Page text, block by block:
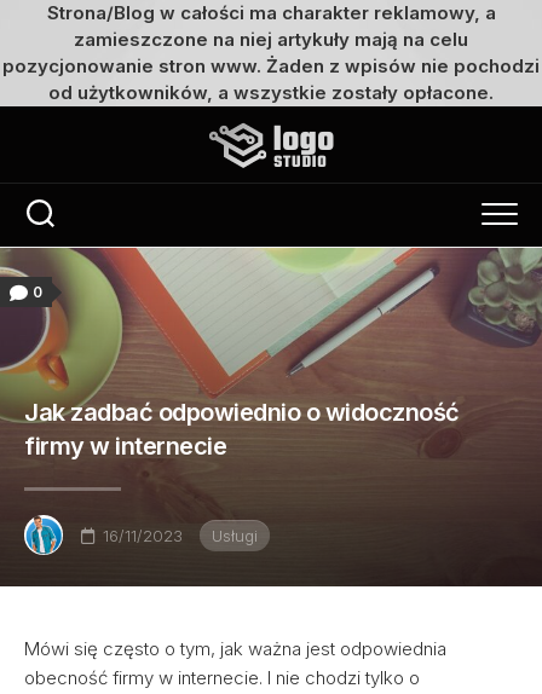
Strona/Blog w całości ma charakter reklamowy, a
zamieszczone na niej artykuły mają na celu
pozycjonowanie stron www. Żaden z wpisów nie pochodzi
od użytkowników, a wszystkie zostały opłacone.
0
Jak zadbać odpowiednio o widoczność
firmy w internecie
16/11/2023 Usługi
Mówi się często o tym, jak ważna jest odpowiednia
obecność firmy w internecie. I nie chodzi tylko o